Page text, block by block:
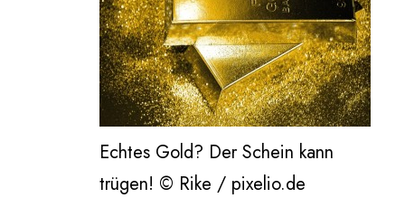
Echtes Gold? Der Schein kann
trügen! © Rike / pixelio.de